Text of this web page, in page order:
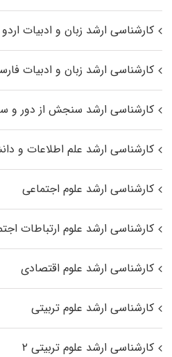
کارشناسی ارشد زبان و ادبیات اردو
کارشناسی ارشد زبان و ادبیات
کارشناسی ارشد سنجش از دور و
کارشناسی ارشد علم اطلاعات و
کارشناسی ارشد علوم اجتماعی
کارشناسی ارشد علوم ارتباطات
کارشناسی ارشد علوم اقتصادی
کارشناسی ارشد علوم تربیتی
کارشناسی ارشد علوم تربیتی ۲